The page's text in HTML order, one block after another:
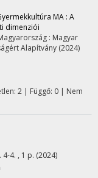
MA : A
dimenziói
: Magyar
Alapítvány (2024)
2 | Függő: 0 | Nem
4-4. , 1 p. (2024)